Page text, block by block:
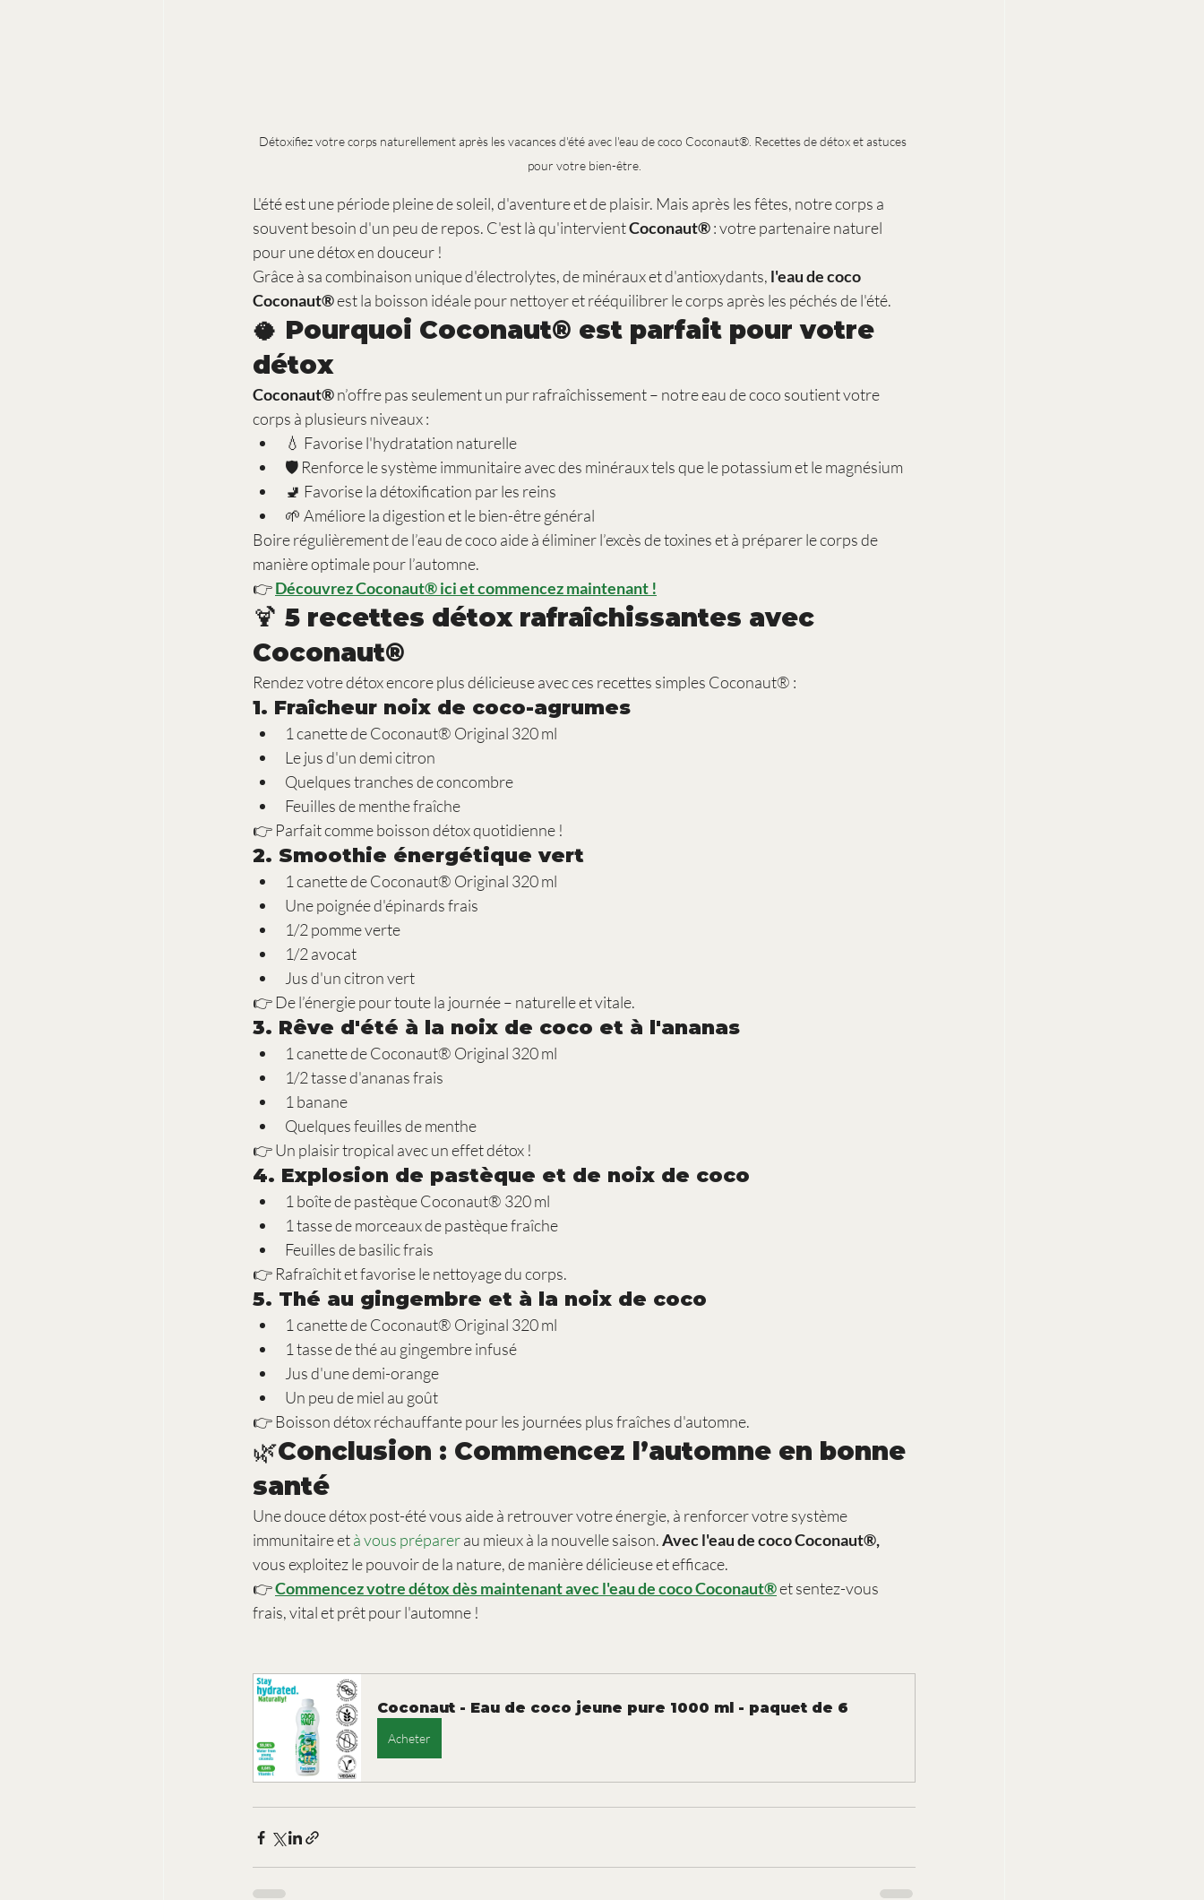
Détoxifiez votre corps naturellement après les vacances d'été avec l'eau de coco Coconaut®. Recettes de détox et astuces
pour votre bien-être.
L'été est une période pleine de soleil, d'aventure et de plaisir. Mais après les fêtes, notre corps a
souvent besoin d'un peu de repos. C'est là qu'intervient Coconaut® : votre partenaire naturel
pour une détox en douceur !
Grâce à sa combinaison unique d'électrolytes, de minéraux et d'antioxydants, l'eau de coco
Coconaut® est la boisson idéale pour nettoyer et rééquilibrer le corps après les péchés de l'été.
🥥 Pourquoi Coconaut® est parfait pour votre
détox
Coconaut® n’offre pas seulement un pur rafraîchissement – notre eau de coco soutient votre
corps à plusieurs niveaux :
💧 Favorise l'hydratation naturelle
🛡️ Renforce le système immunitaire avec des minéraux tels que le potassium et le magnésium
🚽 Favorise la détoxification par les reins
🌱 Améliore la digestion et le bien-être général
Boire régulièrement de l’eau de coco aide à éliminer l’excès de toxines et à préparer le corps de
manière optimale pour l’automne.
👉 Découvrez Coconaut® ici et commencez maintenant !
🍹 5 recettes détox rafraîchissantes avec
Coconaut®
Rendez votre détox encore plus délicieuse avec ces recettes simples Coconaut® :
1. Fraîcheur noix de coco-agrumes
1 canette de Coconaut® Original 320 ml
Le jus d'un demi citron
Quelques tranches de concombre
Feuilles de menthe fraîche
👉 Parfait comme boisson détox quotidienne !
2. Smoothie énergétique vert
1 canette de Coconaut® Original 320 ml
Une poignée d'épinards frais
1/2 pomme verte
1/2 avocat
Jus d'un citron vert
👉 De l’énergie pour toute la journée – naturelle et vitale.
3. Rêve d'été à la noix de coco et à l'ananas
1 canette de Coconaut® Original 320 ml
1/2 tasse d'ananas frais
1 banane
Quelques feuilles de menthe
👉 Un plaisir tropical avec un effet détox !
4. Explosion de pastèque et de noix de coco
1 boîte de pastèque Coconaut® 320 ml
1 tasse de morceaux de pastèque fraîche
Feuilles de basilic frais
👉 Rafraîchit et favorise le nettoyage du corps.
5. Thé au gingembre et à la noix de coco
1 canette de Coconaut® Original 320 ml
1 tasse de thé au gingembre infusé
Jus d'une demi-orange
Un peu de miel au goût
👉 Boisson détox réchauffante pour les journées plus fraîches d'automne.
🌿Conclusion : Commencez l’automne en bonne
santé
Une douce détox post-été vous aide à retrouver votre énergie, à renforcer votre système
immunitaire et à vous préparer au mieux à la nouvelle saison. Avec l'eau de coco Coconaut®,
vous exploitez le pouvoir de la nature, de manière délicieuse et efficace.
👉 Commencez votre détox dès maintenant avec l'eau de coco Coconaut® et sentez-vous
frais, vital et prêt pour l'automne !
Coconaut - Eau de coco jeune pure 1000 ml - paquet de 6
Acheter